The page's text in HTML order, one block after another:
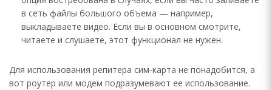
в сеть файлы большого объема — например,
выкладываете видео. Если вы в основном смотрите,
читаете и слушаете, этот функционал не нужен.
Для использования репитера сим-карта не понадобится, а
вот роутер или модем подразумевают ее использование.